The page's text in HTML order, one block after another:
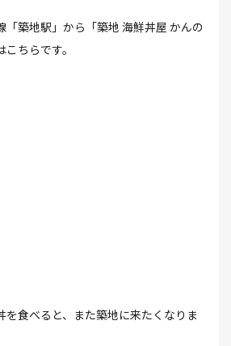
築地駅」から「築地 海鮮丼屋 かんの
ちらです。
を食べると、また築地に来たくなりま